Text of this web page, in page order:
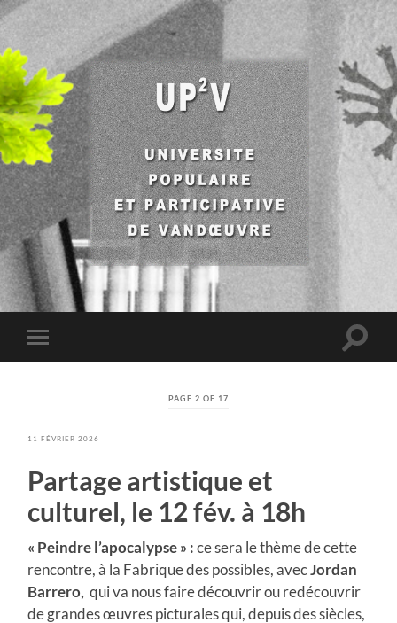
UP2V
Toggle
mobile
Toggle
PAGE 2 OF 17
11 FÉVRIER 2026
Partage artistique et
culturel, le 12 fév. à 18h
« Peindre l’apocalypse » :ce sera le thème de cette
rencontre, à la Fabrique des possibles, avecJordan
Barrero,qui va nous faire découvrir ou redécouvrir
de grandes œuvres picturales qui, depuis des siècles,